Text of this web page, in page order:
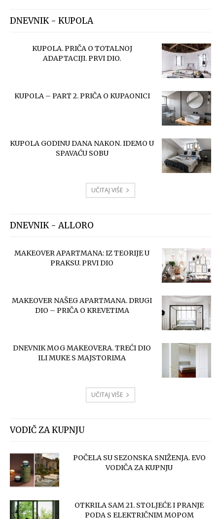
DNEVNIK - KUPOLA
KUPOLA. PRIČA O TOTALNOJ
ADAPTACIJI. PRVI DIO.
KUPOLA – PART 2. PRIČA O KUPAONICI
KUPOLA GODINU DANA NAKON. IDEMO U
SPAVAĆU SOBU
UČITAJ VIŠE
DNEVNIK - ALLORO
MAKEOVER APARTMANA: IZ TEORIJE U
PRAKSU. PRVI DIO
MAKEOVER NAŠEG APARTMANA. DRUGI
DIO – PRIČA O KREVETIMA
DNEVNIK MOG MAKEOVERA. TREĆI DIO
ILI MUKE S MAJSTORIMA
UČITAJ VIŠE
VODIČ ZA KUPNJU
POČELA SU SEZONSKA SNIŽENJA. EVO
VODIČA ZA KUPNJU
OTKRILA SAM 21. STOLJEĆE I PRANJE
PODA S ELEKTRIČNIM MOPOM